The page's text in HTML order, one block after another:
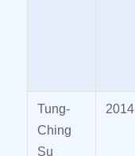
Tung-
Ching
Su
2014